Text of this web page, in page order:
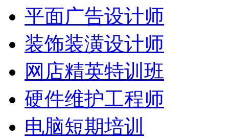
平面广告设计师
装饰装潢设计师
网店精英特训班
硬件维护工程师
电脑短期培训